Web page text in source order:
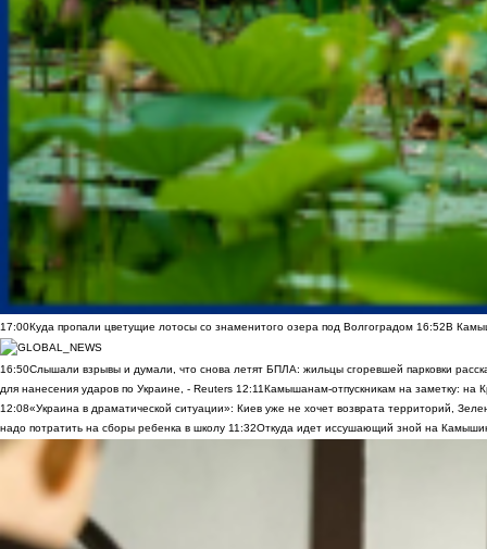
17:00Куда пропали цветущие лотосы со знаменитого озера под Волгоградом 16:52В
16:50Слышали взрывы и думали, что снова летят БПЛА: жильцы сгоревшей парковки
для нанесения ударов по Украине, - Reuters 12:11Камышанам-отпускникам на заметку: на
12:08«Украина в драматической ситуации»: Киев уже не хочет возврата территорий,
надо потратить на сборы ребенка в школу 11:32Откуда идет иссушающий зной на